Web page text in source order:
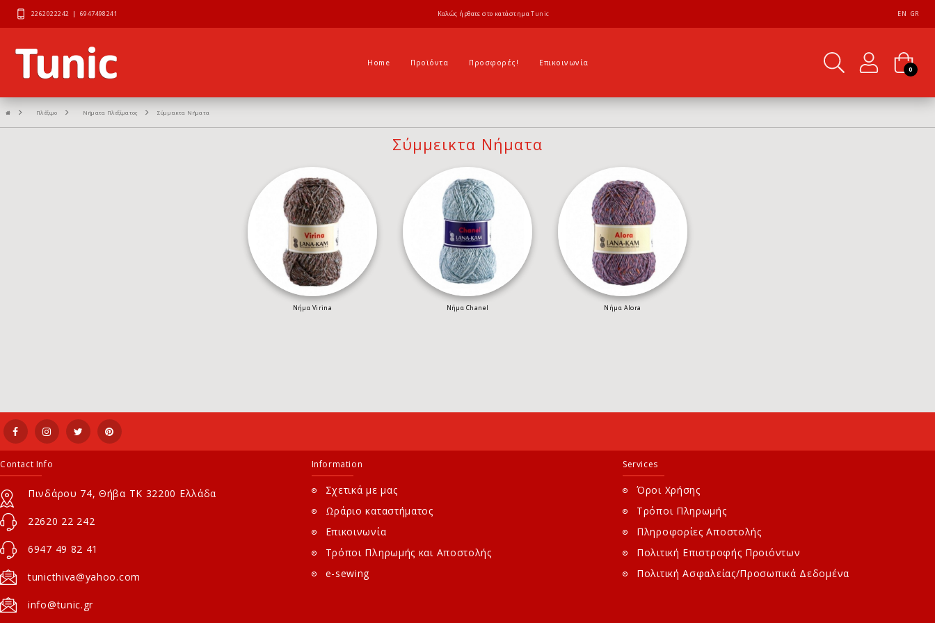
2262022242 | 6947498241 Καλώς ήρθατε στο κατάστημαTunic EN GR
Home Προϊόντα Προσφορές! Επικοινωνία
0
Πλέξιμο Νήματα Πλεξίματος Σύμμεικτα Νήματα
Νήμα Virina Νήμα Chanel Νήμα Alora
Σύμμεικτα Νήματα
Contact Info
Πινδάρου 74, Θήβα ΤΚ 32200 Ελλάδα
22620 22 242
6947 49 82 41
tunicthiva@yahoo.com
info@tunic.gr
Information
Σχετικά με μας
Ωράριο καταστήματος
Επικοινωνία
Τρόποι Πληρωμής και Αποστολής
e-sewing
Services
Όροι Χρήσης
Τρόποι Πληρωμής
Πληροφορίες Αποστολής
Πολιτική Επιστροφής Προιόντων
Πολιτική Ασφαλείας/Προσωπικά Δεδομένα